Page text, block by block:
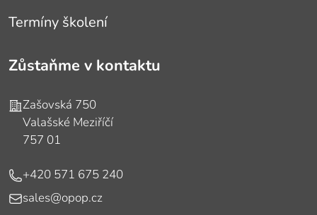
Termíny školení
Zůstaňme v kontaktu
Adresa
Zašovská 750
Valašské Meziříčí
757 01
Telefon
+420 571 675 240
E-mail
sales@opop.cz